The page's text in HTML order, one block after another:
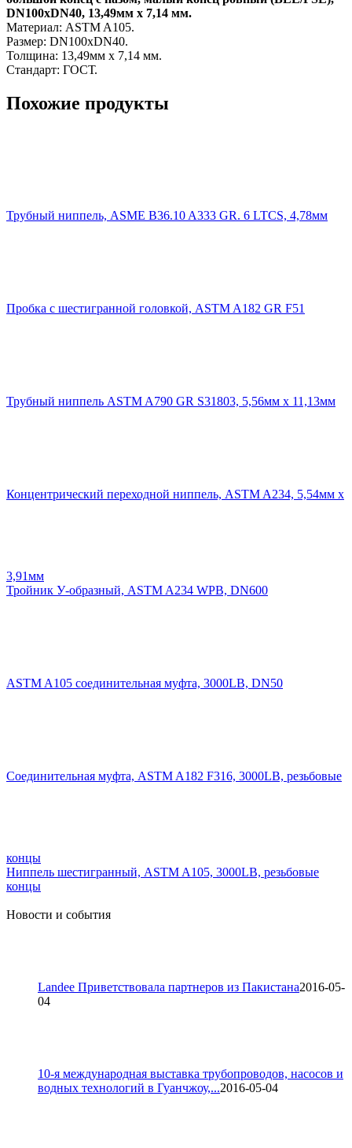
DN100хDN40, 13,49мм х 7,14 мм.
Материал: ASTM A105.
Размер: DN100хDN40.
Толщина: 13,49мм х 7,14 мм.
Стандарт: ГОСТ.
Похожие продукты
Трубный ниппель, ASME B36.10 A333 GR. 6 LTCS, 4,78мм
Пробка с шестигранной головкой, ASTM A182 GR F51
Трубный ниппель ASTM A790 GR S31803, 5,56мм х 11,13мм
Концентрический переходной ниппель, ASTM A234, 5,54мм х
3,91мм
Тройник У-образный, ASTM A234 WPB, DN600
ASTM A105 соединительная муфта, 3000LB, DN50
Соединительная муфта, ASTM A182 F316, 3000LB, резьбовые
концы
Ниппель шестигранный, ASTM A105, 3000LB, резьбовые
концы
Новости и события
Landee Приветствовала партнеров из Пакистана2016-05-
04
10-я международная выставка трубопроводов, насосов и
водных технологий в Гуанчжоу,...2016-05-04